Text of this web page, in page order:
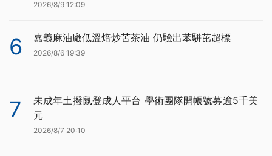
2026/8/9 12:09
6 嘉義麻油廠低溫焙炒苦茶油 仍驗出苯駢芘超標
2026/8/6 19:39
7
未成年土撥鼠登成人平台 學術團隊開帳號募逾5千美
元
2026/8/7 20:10